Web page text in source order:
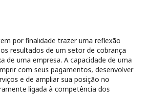
por finalidade trazer uma reflexão
resultados de um setor de cobrança
de uma empresa. A capacidade de uma
com seus pagamentos, desenvolver
e de ampliar sua posição no
ligada à competência dos